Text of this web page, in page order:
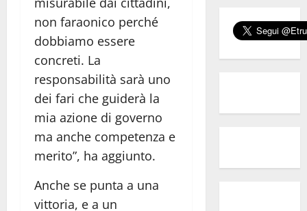
non faraonico perché
dobbiamo essere
concreti. La
responsabilità sarà uno
dei fari che guiderà la
mia azione di governo
ma anche competenza e
merito”, ha aggiunto.
Anche se punta a una
vittoria, e a un